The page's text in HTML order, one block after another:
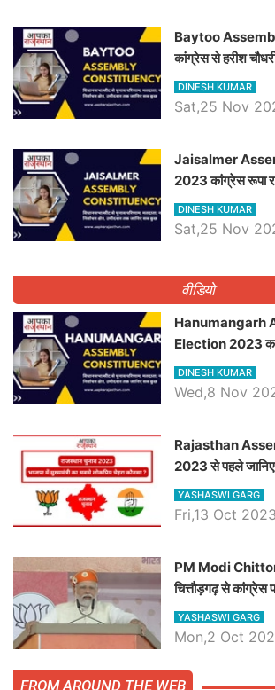
Baytoo
कांग्रेस से हरीश
भाजपा उम्मीदवार,
सीट के ताजा
DINESH KUMAR
Sat,25 Nov
​​​​​​​Jaisalmer
2023 कांग्रेस रूपा
भाटी होंगे भाजपा
विधानसभा सीट के
DINESH KUMAR
Sat,25 Nov
वीडियो
Hanumangarh
Election 2023
चौधरी तो अमित चौधरी
जानिये हनुमानगढ़
DINESH KUMAR
Wed,8 Nov
Rajasthan
2023 से पहले जानिए
सबसे लोकप्रिय चेहरा
YASHASWI GARG
Fri,13 Oct 2023
PM Modi
चित्तौड़गढ़ से
मोदी, जाने
बातें, देखें वीडियो
YASHASWI GARG
Mon,2 Oct
FROM AROUND THE WEB